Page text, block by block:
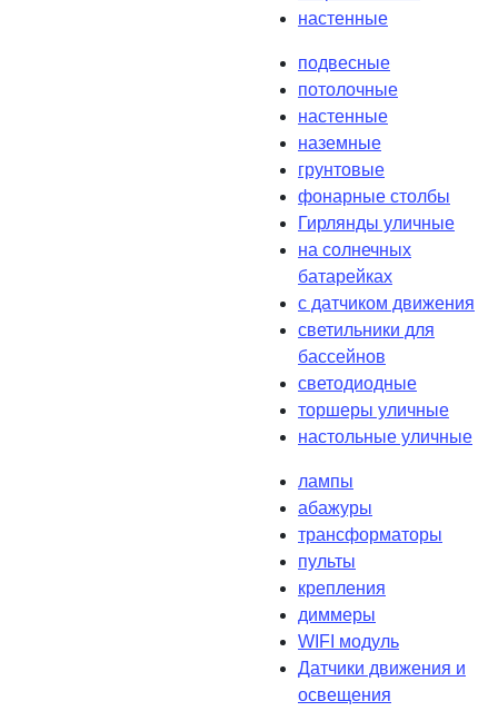
настенные
подвесные
потолочные
настенные
наземные
грунтовые
фонарные столбы
Гирлянды уличные
на солнечных
батарейках
с датчиком движения
светильники для
бассейнов
светодиодные
торшеры уличные
настольные уличные
лампы
абажуры
трансформаторы
пульты
крепления
диммеры
WIFI модуль
Датчики движения и
освещения